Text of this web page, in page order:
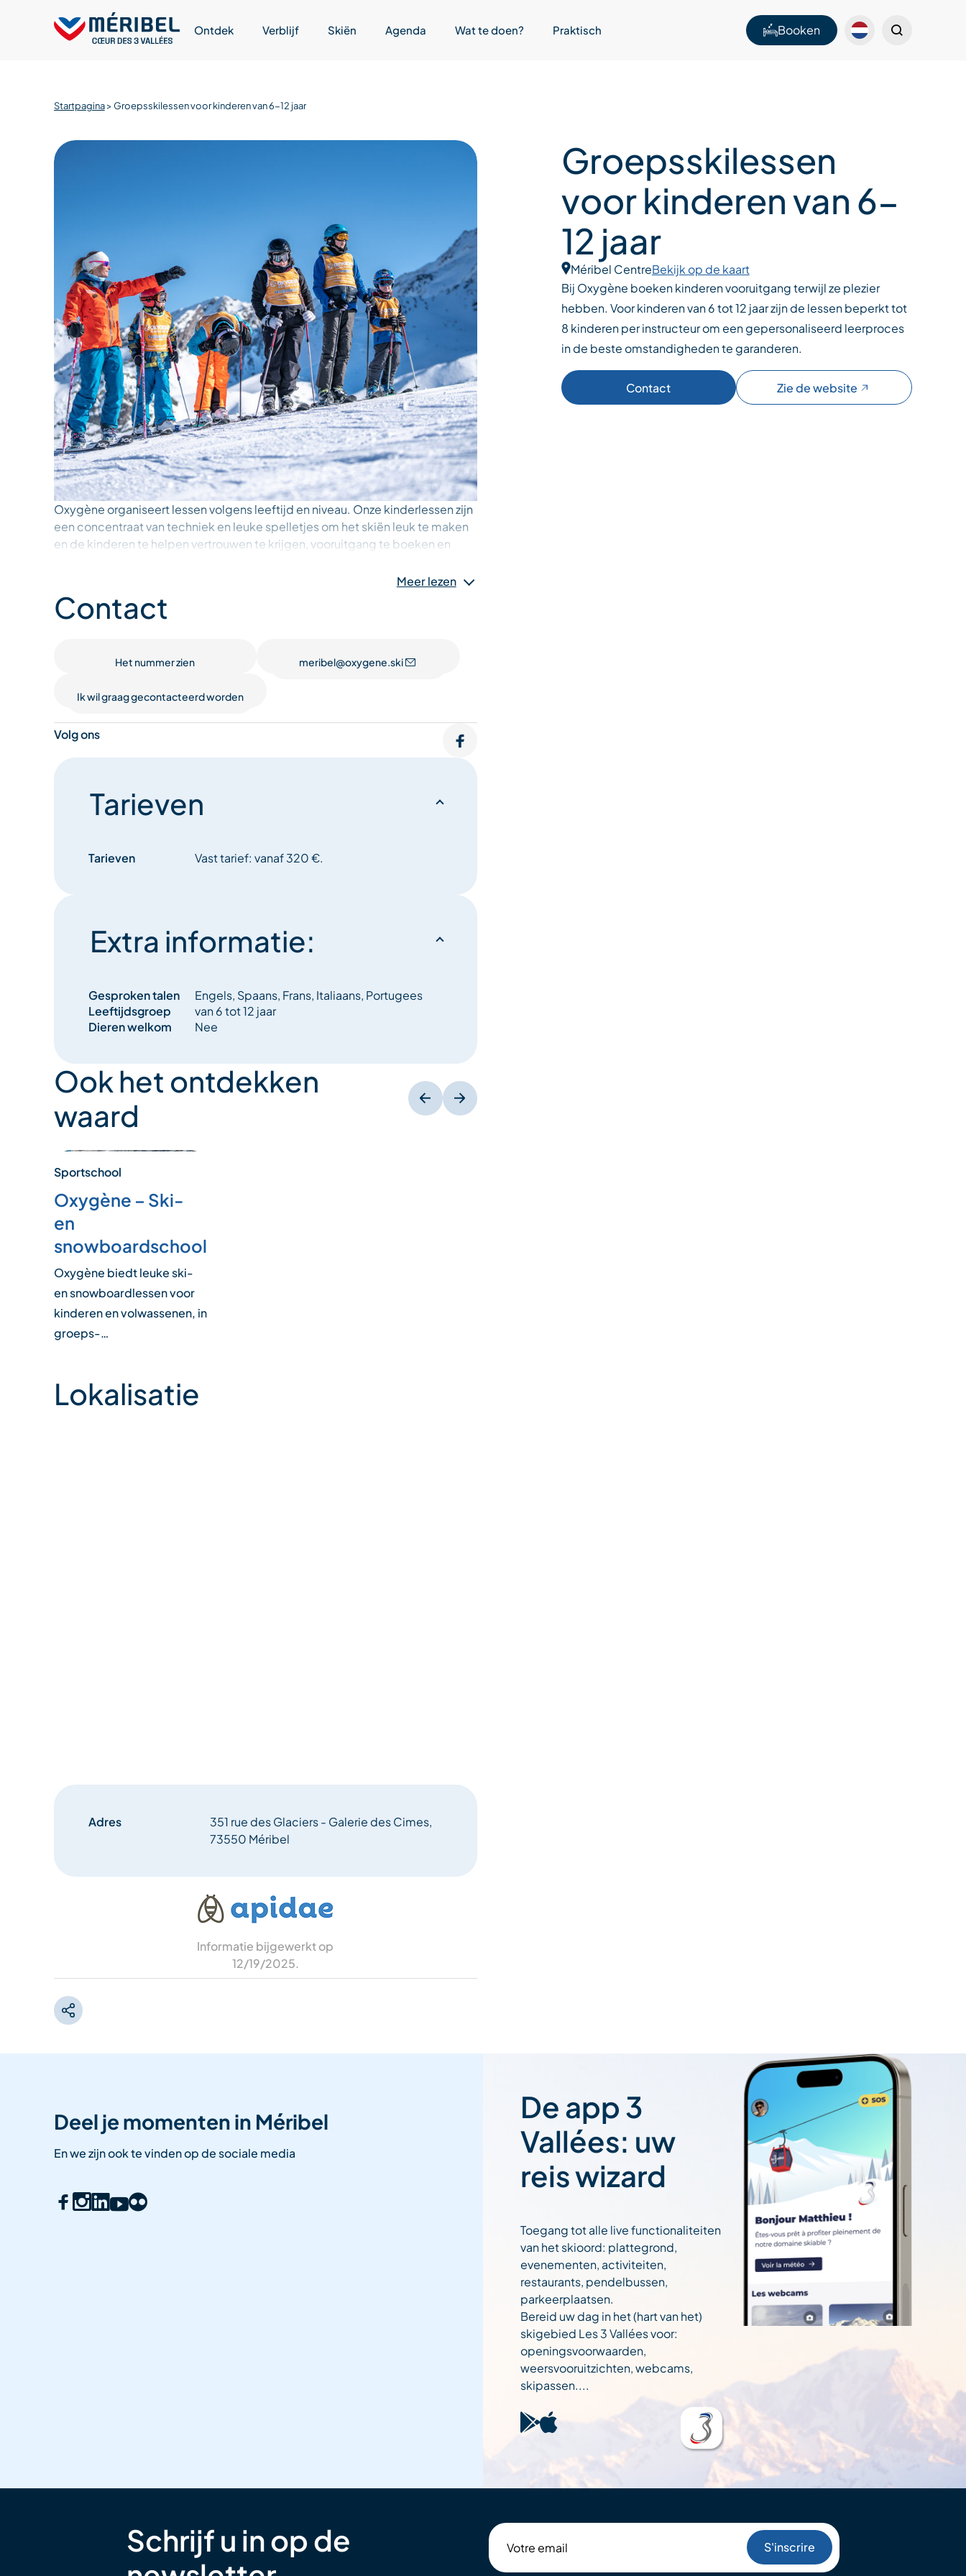
Ontdek Verblijf Skiën Agenda Wat te doen? Praktisch Booken
Startpagina>Groepsskilessen voor kinderen van 6-12 jaar
Oxygène organiseert lessen volgens leeftijd en niveau. Onze kinderlessen zijn
een concentraat van techniek en leuke spelletjes om het skiën leuk te maken
en de kinderen te helpen vertrouwen te krijgen, vooruitgang te boeken en
Meer lezen
Contact
Het nummer zien meribel@oxygene.ski
Ik wil graag gecontacteerd worden
Volg ons
Tarieven
Tarieven Vast tarief: vanaf 320 €.
Extra informatie:
Gesproken talen
Engels, Spaans, Frans, Italiaans, Portugees
Leeftijdsgroep
van 6 tot 12 jaar
Dieren welkom
Nee
Ook het ontdekken
waard
Sportschool
Oxygène – Ski-
en
snowboardschool
Oxygène biedt leuke ski-
en snowboardlessen voor
kinderen en volwassenen, in
groeps-…
Lokalisatie
Adres
351 rue des Glaciers - Galerie des Cimes,
73550 Méribel
Informatie bijgewerkt op
12/19/2025.
Groepsskilessen
voor kinderen van 6-
12 jaar
Méribel CentreBekijk op de kaart
Bij Oxygène boeken kinderen vooruitgang terwijl ze plezier
hebben. Voor kinderen van 6 tot 12 jaar zijn de lessen beperkt tot
8 kinderen per instructeur om een gepersonaliseerd leerproces
in de beste omstandigheden te garanderen.
Contact Zie de website
Deel je momenten in Méribel
En we zijn ook te vinden op de sociale media
De app 3
Vallées: uw
reis wizard
Toegang tot alle live functionaliteiten
van het skioord: plattegrond,
evenementen, activiteiten,
restaurants, pendelbussen,
parkeerplaatsen.
Bereid uw dag in het (hart van het)
skigebied Les 3 Vallées voor:
openingsvoorwaarden,
weersvooruitzichten, webcams,
skipassen....
Schrijf u in op de
email